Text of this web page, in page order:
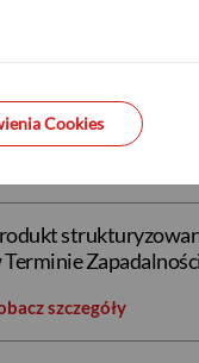
Terminie
Terminie
szczegóły
Cookies